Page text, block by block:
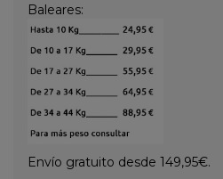
Baleares:
Envío gratuito desde 149,95€.